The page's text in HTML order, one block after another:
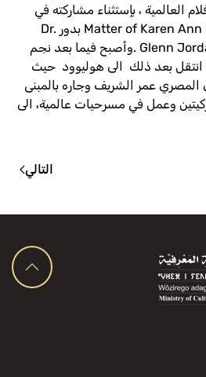
العالمية ، بإستثناء مشاركته في
فيلم أمريكيMatter of Karen Ann Quinlan 1977 بدور Dr.
Hanif الفيلم من إخراج Glenn Jordan .وأصبح فيما بعد نجم
انتقل بعد ذلك الى هوليوود حيث
المصري عمر الشريف وجاره بالمبنى
وعمل في مسرحيات عالمية، الى
التالي